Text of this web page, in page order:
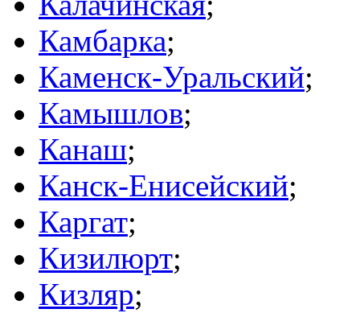
Камбарка;
Каменск-Уральский;
Камышлов;
Канаш;
Канск-Енисейский;
Каргат;
Кизилюрт;
Кизляр;